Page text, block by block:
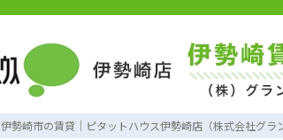
伊勢崎市の賃貸｜ピタットハウス伊勢崎店（株式会社グラ